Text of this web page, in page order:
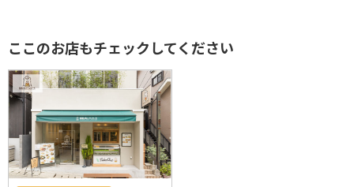
ここのお店もチェックしてください